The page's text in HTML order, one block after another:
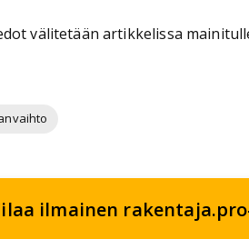
välitetään artikkelissa
ilmainen